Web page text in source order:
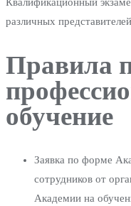
различных
Правила
обучение
Заявка по форме
сотрудников от
Академии на